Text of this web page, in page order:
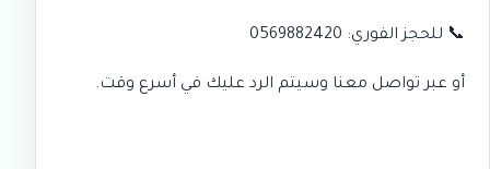
📞 للحجز الفوري: 0569882420
أو عبر تواصل معنا وسيتم الرد عليك في أسرع وقت.